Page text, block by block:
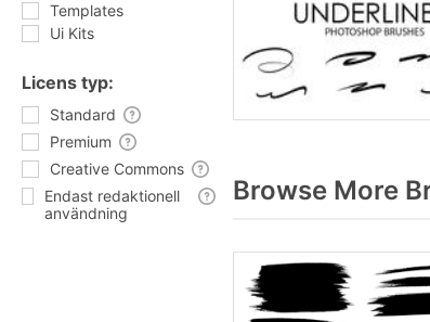
Templates
Ui Kits
Licens typ:
Standard
Premium
Creative Commons
Endast redaktionell
användning
Browse More